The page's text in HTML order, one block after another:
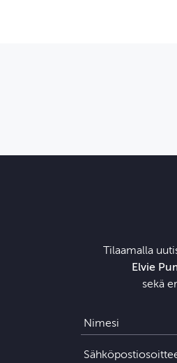
Tilaamalla
Elvie
sekä